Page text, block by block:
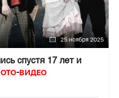
25 ноября 2025
спустя 17 лет и
-ВИДЕО